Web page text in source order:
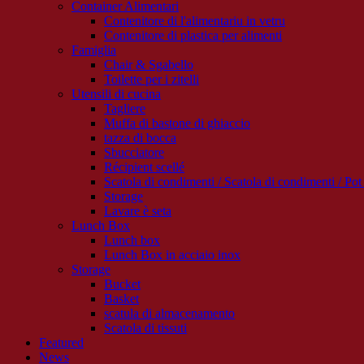
Container Alimentari
Contenitore di l'alimentariu in vetru
Contenitore di plastica per alimenti
Famiglia
Chair & Sgabello
Toilette per i zitelli
Utensili di cucina
Tagliere
Muffa di bastone di ghiaccio
tazza di bocca
Sbucciatore
Récipient scellé
Scatola di condimenti / Scatola di condimenti /
Storage
Lavare è seta
Lunch Box
Lunch box
Lunch Box in acciaio inox
Storage
Bucket
Basket
scatula di almacenamento
Scatola di tissuti
Featured
News